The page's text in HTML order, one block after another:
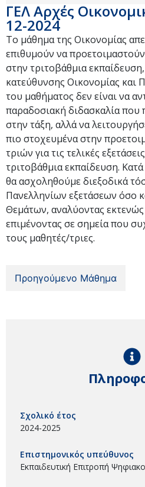
ΓΕΛ Αρχές
12-2024
Το μάθημα της Οικονομίας
επιθυμούν να
στην τριτοβάθμια
κατεύθυνσης Οικονομίας και
του μαθήματος δεν είναι να
παραδοσιακή διδασκαλία που
στην τάξη, αλλά να
πιο στοχευμένα στην
τριών για τις τελικές
τριτοβάθμια εκπαίδευση.
θα ασχοληθούμε διεξοδικά
Πανελληνίων εξετάσεων όσο
Θεμάτων, αναλύοντας
επιμένοντας σε σημεία που
τους μαθητές/τριες.
Προηγούμενο Μάθημα
Σχολικό έτος
2024-2025
Επιστημονικός υπεύθυνος
Εκπαιδευτική Επιτροπή